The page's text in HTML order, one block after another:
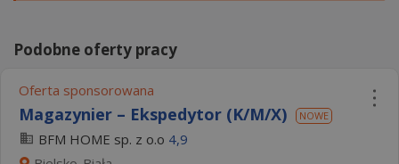
Podobne oferty pracy
Oferta sponsorowana
Magazynier – Ekspedytor (K/M/X) NOWE
BFM HOME sp. z o.o 4,9